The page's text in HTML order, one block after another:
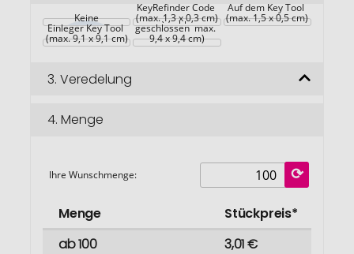
Keine
KeyRefinder Code
(max. 1,3 x 0,3 cm)
Auf dem Key Tool
(max. 1,5 x 0,5 cm)
Einleger Key Tool
(max. 9,1 x 9,1 cm)
Verpackung Key
Tool (Mäppchen
geschlossen  max.
9,4 x 9,4 cm)
3. Veredelung
4. Menge
Ihre Wunschmenge:
Menge
Stückpreis*
ab 100
3,01 €